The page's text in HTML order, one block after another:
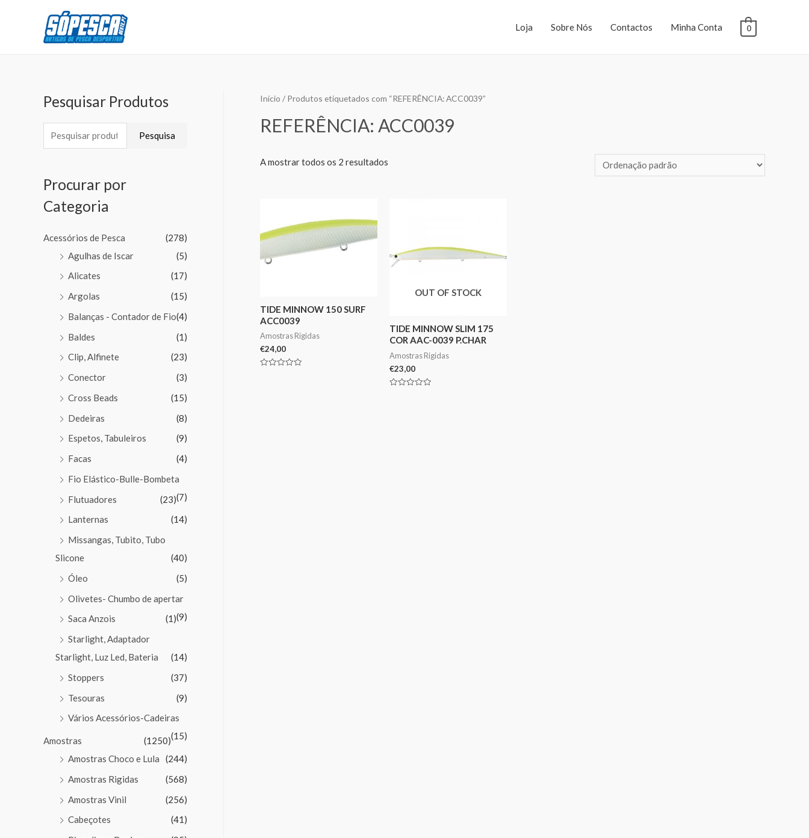
Loja Sobre Nós Contactos Minha Conta 0
Pesquisar Produtos
Pesquisa
Procurar por
Categoria
Acessórios de Pesca
(278)
Agulhas de Iscar
(5)
Alicates
(17)
Argolas
(15)
Balanças - Contador de Fio(4)
Baldes
(1)
Clip, Alfinete
(23)
Conector
(3)
Cross Beads
(15)
Dedeiras
(8)
Espetos, Tabuleiros
(9)
Facas
(4)
Fio Elástico-Bulle-Bombeta
(7)
Flutuadores
(23)
Lanternas
(14)
Missangas, Tubito, Tubo
Slicone
(40)
Óleo
(5)
Olivetes- Chumbo de apertar
(9)
Saca Anzois
(1)
Starlight, Adaptador
Starlight, Luz Led, Bateria
(14)
Stoppers
(37)
Tesouras
(9)
Vários Acessórios-Cadeiras
(15)
Amostras
(1250)
Amostras Choco e Lula
(244)
Amostras Rigidas
(568)
Amostras Vinil
(256)
Cabeçotes
(41)
Início / Produtos etiquetados com “REFERÊNCIA: ACC0039”
REFERÊNCIA: ACC0039
A mostrar todos os 2 resultados
TIDE MINNOW 150 SURF
ACC0039
Amostras Rigidas
€24,00
OUT OF STOCK
TIDE MINNOW SLIM 175
COR AAC-0039 P.CHAR
Amostras Rigidas
€23,00